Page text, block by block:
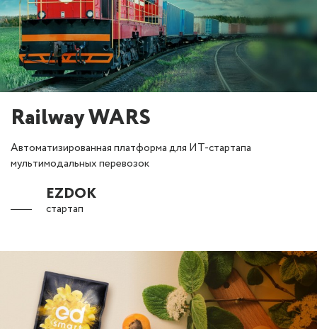
Railway WARS
Автоматизированная платформа для ИТ-стартапа
мультимодальных перевозок
EZDOK
стартап